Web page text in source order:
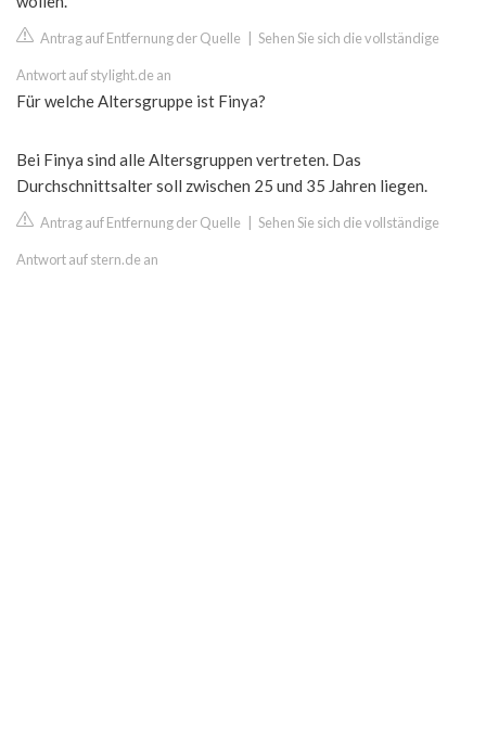
Antrag auf Entfernung der Quelle Sehen Sie sich die vollständige
Antwort auf stylight.de an
Für welche Altersgruppe ist Finya?
Bei Finya sind alle Altersgruppen vertreten. Das
Durchschnittsalter soll zwischen 25 und 35 Jahren liegen.
Antrag auf Entfernung der Quelle Sehen Sie sich die vollständige
Antwort auf stern.de an